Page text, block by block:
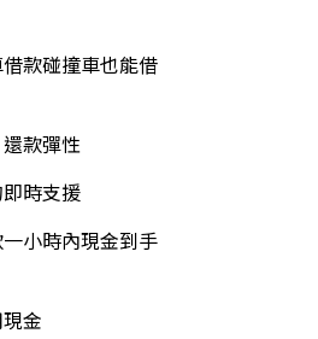
款碰撞車也能借
款彈性
時支援
小時內現金到手
金